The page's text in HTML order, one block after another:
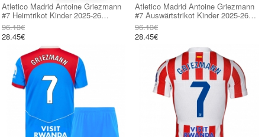
Atletico Madrid Antoine Griezmann
#7 Heimtrikot Kinder 2025-26
Kurzarm (+ kurze hosen)
96.13€
28.45€
Atletico Madrid Antoine Griezmann
#7 Auswärtstrikot Kinder 2025-26
Kurzarm (+ kurze hosen)
96.13€
28.45€